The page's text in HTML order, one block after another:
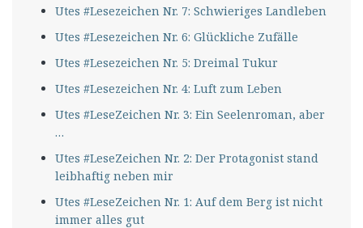
Utes #Lesezeichen Nr. 7: Schwieriges Landleben
Utes #Lesezeichen Nr. 6: Glückliche Zufälle
Utes #Lesezeichen Nr. 5: Dreimal Tukur
Utes #Lesezeichen Nr. 4: Luft zum Leben
Utes #LeseZeichen Nr. 3: Ein Seelenroman, aber
…
Utes #LeseZeichen Nr. 2: Der Protagonist stand
leibhaftig neben mir
Utes #LeseZeichen Nr. 1: Auf dem Berg ist nicht
immer alles gut